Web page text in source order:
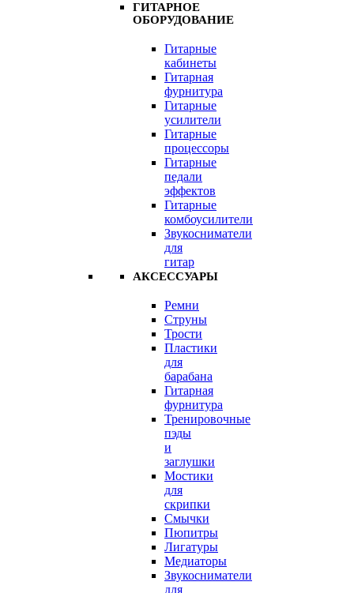
ГИТАРНОЕ
ОБОРУДОВАНИЕ
Гитарные
кабинеты
Гитарная
фурнитура
Гитарные
усилители
Гитарные
процессоры
Гитарные
педали
эффектов
Гитарные
комбоусилители
Звукосниматели
для
гитар
АКСЕССУАРЫ
Ремни
Струны
Трости
Пластики
для
барабана
Гитарная
фурнитура
Тренировочные
пэды
и
заглушки
Мостики
для
скрипки
Смычки
Пюпитры
Лигатуры
Медиаторы
Звукосниматели
для